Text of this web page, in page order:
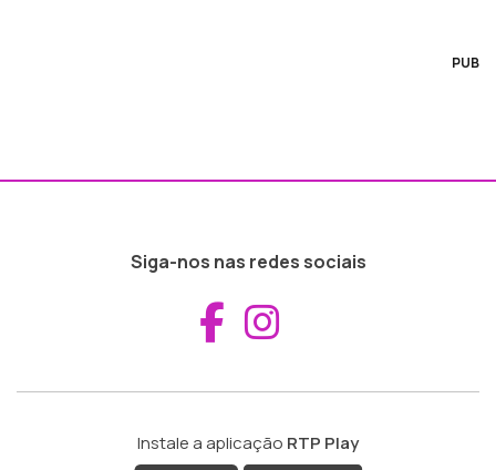
PUB
Siga-nos nas redes sociais
Aceder ao
Instale a aplicação RTP Play